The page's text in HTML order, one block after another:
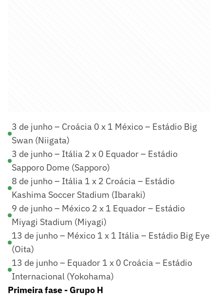
3 de junho – Croácia 0 x 1 México – Estádio Big
Swan (Niigata)
3 de junho – Itália 2 x 0 Equador – Estádio
Sapporo Dome (Sapporo)
8 de junho – Itália 1 x 2 Croácia – Estádio
Kashima Soccer Stadium (Ibaraki)
9 de junho – México 2 x 1 Equador – Estádio
Miyagi Stadium (Miyagi)
13 de junho – México 1 x 1 Itália – Estádio Big Eye
(Oita)
13 de junho – Equador 1 x 0 Croácia – Estádio
Internacional (Yokohama)
Primeira fase - Grupo H